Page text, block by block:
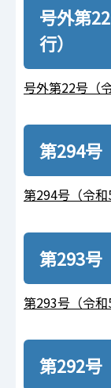
号外第
行）
号外第22号（
第294号
第294号（令
第293号
第293号（令
第292号